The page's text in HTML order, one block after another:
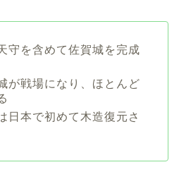
守を含めて佐賀城を完成
が戦場になり、ほとんど
日本で初めて木造復元さ